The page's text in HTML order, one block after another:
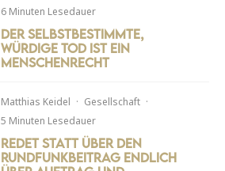
6 Minuten Lesedauer
Der selbstbestimmte,
würdige Tod ist ein
Menschenrecht
Matthias Keidel · Gesellschaft ·
5 Minuten Lesedauer
Redet statt über den
Rundfunkbeitrag endlich